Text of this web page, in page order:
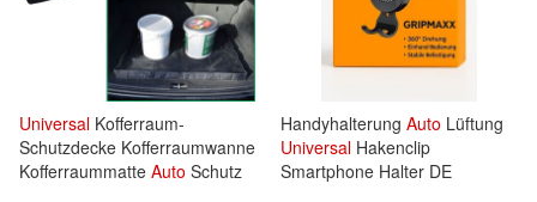
Universal Kofferraum-
Schutzdecke Kofferraumwanne
Kofferraummatte Auto Schutz
Handyhalterung Auto Lüftung
Universal Hakenclip
Smartphone Halter DE